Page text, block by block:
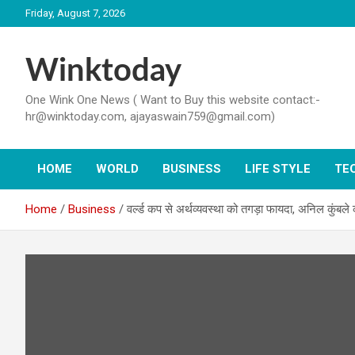
to
Friday, August 7, 2026
Winktoday
One Wink One News ( Want to Buy this website contact:-
hr@winktoday.com, ajayaswain759@gmail.com)
HOME WORLD BUSINESS LIFE STYLE
Home Business वर्ल्ड कप से अर्थव्यवस्था को तगड़ा फायदा, अनिल कुंबले